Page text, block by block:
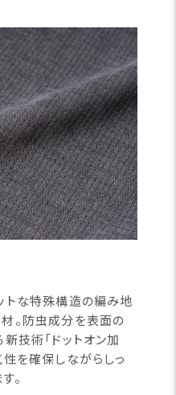
トな特殊構造の編み地
。防虫成分を表面の
技術「ドットオン加
性を確保しながらしっ
。